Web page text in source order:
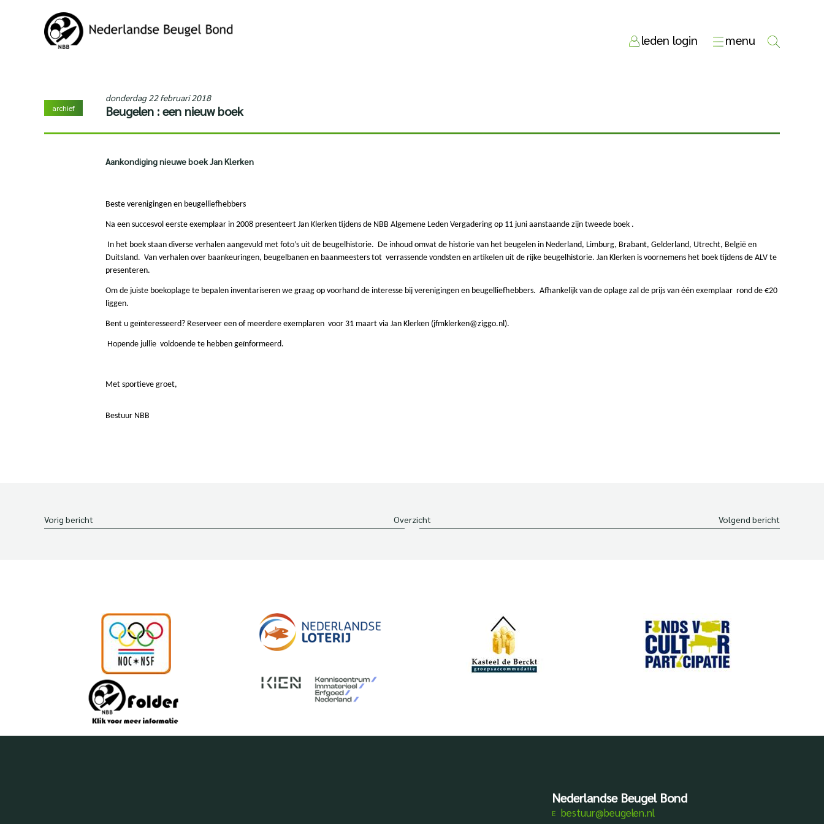
leden login menu
archief
donderdag 22 februari 2018
Beugelen : een nieuw boek
Aankondiging nieuwe boek Jan Klerken
Beste verenigingen en beugelliefhebbers
Na een succesvol eerste exemplaar in 2008 presenteert Jan Klerken tijdens de NBB Algemene Leden Vergadering op 11 juni aanstaande zijn tweede boek .
In het boek staan diverse verhalen aangevuld met foto’s uit de beugelhistorie. De inhoud omvat de historie van het beugelen in Nederland, Limburg, Brabant, Gelderland, Utrecht, België en
Duitsland. Van verhalen over baankeuringen, beugelbanen en baanmeesters tot verrassende vondsten en artikelen uit de rijke beugelhistorie. Jan Klerken is voornemens het boek tijdens de ALV te
presenteren.
Om de juiste boekoplage te bepalen inventariseren we graag op voorhand de interesse bij verenigingen en beugelliefhebbers. Afhankelijk van de oplage zal de prijs van één exemplaar rond de €20
liggen.
Bent u geïnteresseerd? Reserveer een of meerdere exemplaren voor 31 maart via Jan Klerken (jfmklerken@ziggo.nl).
Hopende jullie voldoende te hebben geïnformeerd.
Met sportieve groet,
Bestuur NBB
Vorig bericht Overzicht Volgend bericht
Nederlandse Beugel Bond
bestuur@beugelen.nl